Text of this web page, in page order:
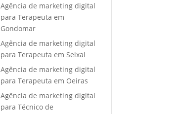
Agência de marketing digital
para Terapeuta em
Gondomar
Agência de marketing digital
para Terapeuta em Seixal
Agência de marketing digital
para Terapeuta em Oeiras
Agência de marketing digital
para Técnico de